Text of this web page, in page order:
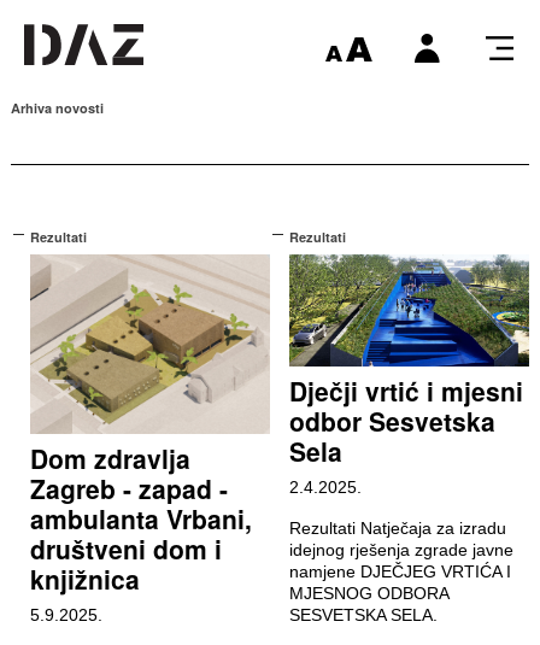
Arhiva novosti
Rezultati
Dom zdravlja
Zagreb - zapad -
ambulanta Vrbani,
društveni dom i
knjižnica
5.9.2025.
Rezultati
Dječji vrtić i mjesni
odbor Sesvetska
Sela
2.4.2025.
Rezultati Natječaja za izradu
idejnog rješenja zgrade javne
namjene DJEČJEG VRTIĆA I
MJESNOG ODBORA
SESVETSKA SELA.